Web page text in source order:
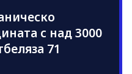
с над 3000
71